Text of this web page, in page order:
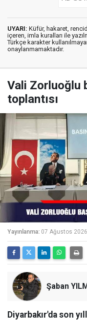
UYARI: Küfür, hakaret,
içeren, imla kuralları ile
Türkçe karakter
onaylanmamaktadır.
Vali Zorluoğlu
toplantısı
Yayınlanma: 07 Ağustos
Şaban
Diyarbakır'da son